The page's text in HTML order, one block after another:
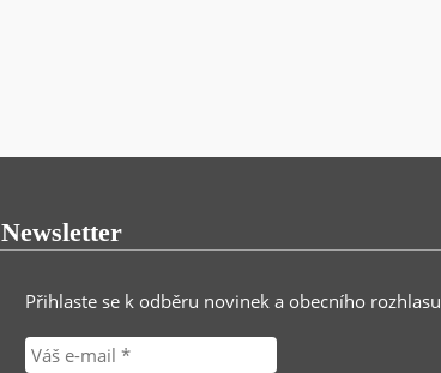
Newsletter
Přihlaste se k odběru novinek a obecního rozhlasu